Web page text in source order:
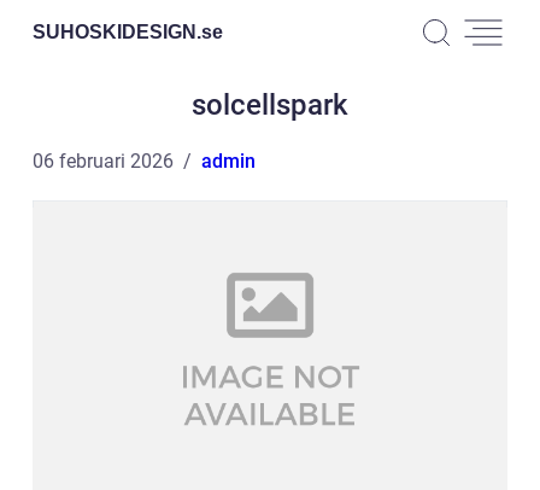
SUHOSKIDESIGN.se
solcellspark
06 februari 2026 admin